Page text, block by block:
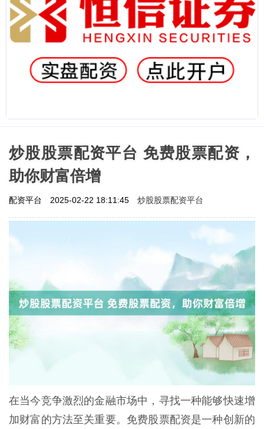
炒股股票配资平台 免费股票配资，
助你财富倍增
配资平台 2025-02-22 18:11:45 炒股股票配资平台
在当今竞争激烈的金融市场中，寻找一种能够快速增
加财富的方法至关重要。免费股票配资是一种创新的